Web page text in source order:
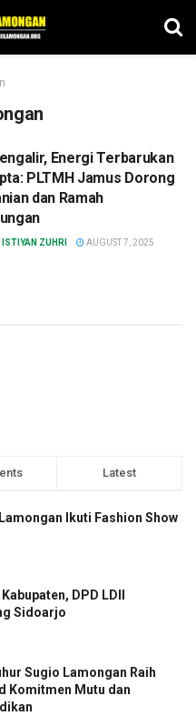
Energi Terbarukan
PLTMH Jamus Dorong
dan Ramah
ISTIYAN ZUHRI AUGUST 7, 2025
Latest
Ikuti Fashion Show
DPD LDII
Sidoarjo
Sugio Lamongan Raih
Komitmen Mutu dan